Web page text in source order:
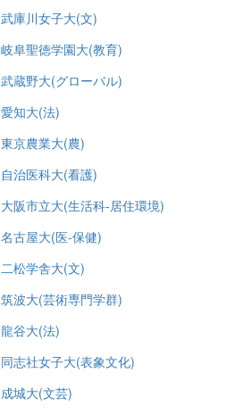
武庫川女子大(文)
岐阜聖徳学園大(教育)
武蔵野大(グローバル)
愛知大(法)
東京農業大(農)
自治医科大(看護)
大阪市立大(生活科-居住環境)
名古屋大(医-保健)
二松学舎大(文)
筑波大(芸術専門学群)
龍谷大(法)
同志社女子大(表象文化)
成城大(文芸)